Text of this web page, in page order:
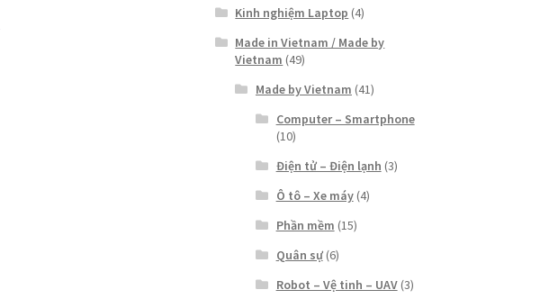
Kinh nghiệm Laptop (4)
Made in Vietnam / Made by
Vietnam (49)
Made by Vietnam (41)
Computer – Smartphone
(10)
Điện tử – Điện lạnh (3)
Ô tô – Xe máy(4)
Phần mềm (15)
Quân sự(6)
Robot – Vệ tinh – UAV(3)